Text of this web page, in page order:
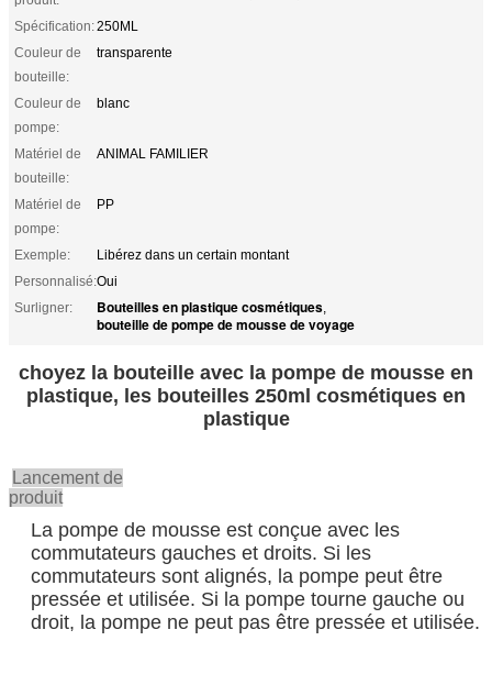
Spécification:250ML
Couleur de
bouteille:
transparente
Couleur de
pompe:
blanc
Matériel de
bouteille:
ANIMAL FAMILIER
Matériel de
pompe:
PP
Exemple:
Libérez dans un certain montant
Personnalisé:Oui
Surligner:
Bouteilles en plastique cosmétiques,
bouteille de pompe de mousse de voyage
choyez la bouteille avec la pompe de mousse en
plastique, les bouteilles 250ml cosmétiques en
plastique
Lancement de
produit
La pompe de mousse est conçue avec les
commutateurs gauches et droits. Si les
commutateurs sont alignés, la pompe peut être
pressée et utilisée. Si la pompe tourne gauche ou
droit, la pompe ne peut pas être pressée et utilisée.